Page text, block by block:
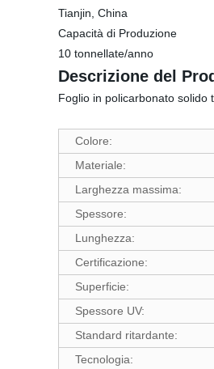
Tianjin, China
Capacità di Produzione
10 tonnellate/anno
Descrizione del
Foglio in policarbonato solido
Colore:
Materiale:
Larghezza massima:
Spessore:
Lunghezza:
Certificazione:
Superficie:
Spessore UV:
Standard ritardante:
Tecnologia: